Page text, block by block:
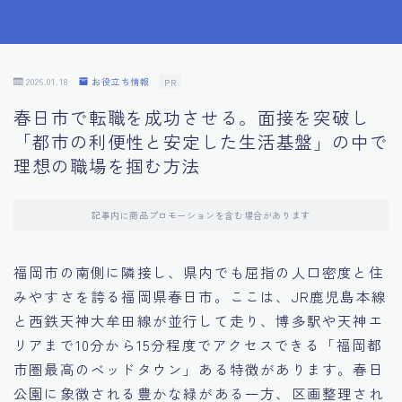
10.フィードバックを活用する方法
11.オンライン面接の成功への鍵
12.転職先企業の文化を深く理解する
14.キャリアアップのための面接戦略
15.職場適応力をアピールする方法
16.エージェントと良好な関係を築く方法
2026.01.18 お役立ち情報 PR
春日市で転職を成功させる。面接を突破し
「都市の利便性と安定した生活基盤」の中で
理想の職場を掴む方法
記事内に商品プロモーションを含む場合があります
福岡市の南側に隣接し、県内でも屈指の人口密度と住
みやすさを誇る福岡県春日市。ここは、JR鹿児島本線
と西鉄天神大牟田線が並行して走り、博多駅や天神エ
リアまで10分から15分程度でアクセスできる「福岡都
市圏最高のベッドタウン」ある特徴があります。春日
公園に象徴される豊かな緑がある一方、区画整理され